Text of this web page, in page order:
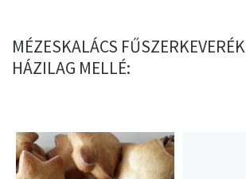
MÉZESKALÁCS FŰSZERKEVERÉK
HÁZILAG MELLÉ: